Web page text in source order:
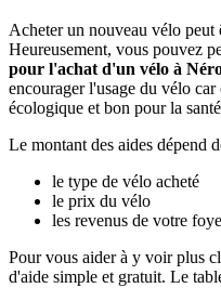
Acheter un nouveau vélo peut
Heureusement, vous pouvez
pour l'achat d'un vélo à
encourager l'usage du vélo
écologique et bon pour la
Le montant des aides dépend
le type de vélo acheté
le prix du vélo
les revenus de votre
Pour vous aider à y voir plus
d'aide simple et gratuit. Le